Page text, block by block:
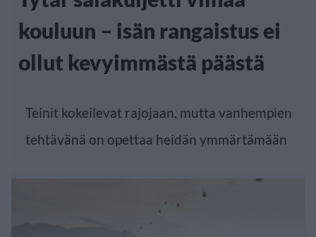
kouluun – isän rangaistus ei
ollut kevyimmästä päästä
Teinit kokeilevat rajojaan, mutta vanhempien
tehtävänä on opettaa heidän ymmärtämään